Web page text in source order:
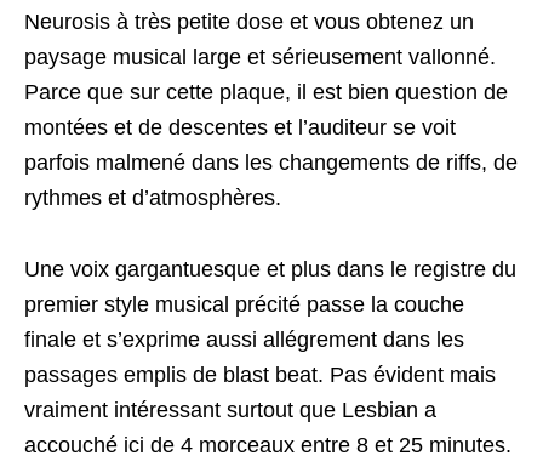
Neurosis à très petite dose et vous obtenez un
paysage musical large et sérieusement vallonné.
Parce que sur cette plaque, il est bien question de
montées et de descentes et l’auditeur se voit
parfois malmené dans les changements de riffs, de
rythmes et d’atmosphères.
Une voix gargantuesque et plus dans le registre du
premier style musical précité passe la couche
finale et s’exprime aussi allégrement dans les
passages emplis de blast beat. Pas évident mais
vraiment intéressant surtout que Lesbian a
accouché ici de 4 morceaux entre 8 et 25 minutes.